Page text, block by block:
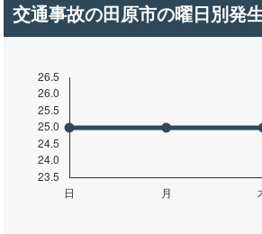
交通事故の田原市の曜日別発